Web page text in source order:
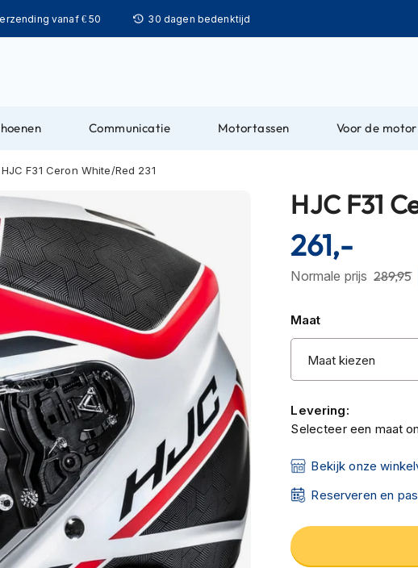
vanaf € 50 30 dagen bedenktijd
Communicatie Motortassen Voor de motor
HJC F31 Ceron White/Red 231
HJC F31
Normale prijs 289,95
261,-
Maat
Levering:
Selecteer een maat
Bekijk onze
Reserveren en